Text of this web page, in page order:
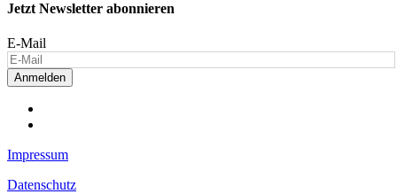
Jetzt Newsletter abonnieren
E-Mail
Anmelden
Impressum
Datenschutz